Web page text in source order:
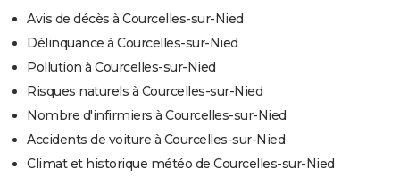
Avis de décès à Courcelles-sur-Nied
Délinquance à Courcelles-sur-Nied
Pollution à Courcelles-sur-Nied
Risques naturels à Courcelles-sur-Nied
Nombre d'infirmiers à Courcelles-sur-Nied
Accidents de voiture à Courcelles-sur-Nied
Climat et historique météo de Courcelles-sur-Nied